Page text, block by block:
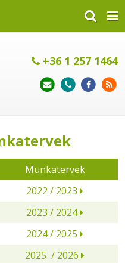
+36 1 257 1464
Munkatervek
2022 / 2023
2023 / 2024
2024 / 2025
2025 / 2026